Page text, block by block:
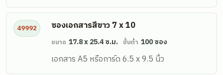
49992 ซองเอกสารสีขาว 7 x 10
ขนาด 17.8 x 25.4 ซ.ม. ขั้นต่ำ 100 ซอง
เอกสาร A5 หรือการ์ด 6.5 x 9.5 นิ้ว